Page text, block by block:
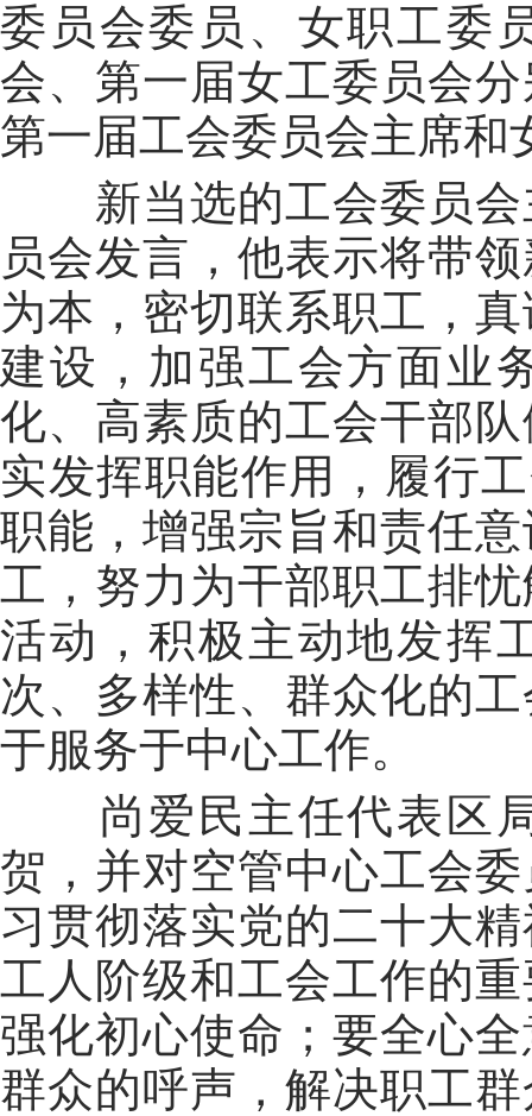
委员会委员、女职工委
会、第一届女工委员会
第一届工会委员会主席和
新当选的工会委员
员会发言，他表示将带
为本，密切联系职工，
建设，加强工会方面业
化、高素质的工会干部
实发挥职能作用，履行
职能，增强宗旨和责任
工，努力为干部职工排
活动，积极主动地发挥
次、多样性、群众化的
于服务于中心工作。
尚爱民主任代表区
贺，并对空管中心工会
习贯彻落实党的二十大
工人阶级和工会工作的
强化初心使命；要全心
群众的呼声，解决职工